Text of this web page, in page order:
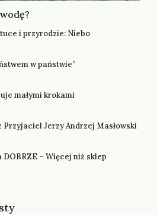
i przyrodzie: Niebo
w państwie”
małymi krokami
Przyjaciel Jerzy Andrzej Masłowski
– Więcej niż sklep